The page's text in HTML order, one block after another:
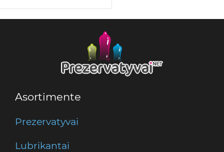
Asortimente
Prezervatyvai
Lubrikantai